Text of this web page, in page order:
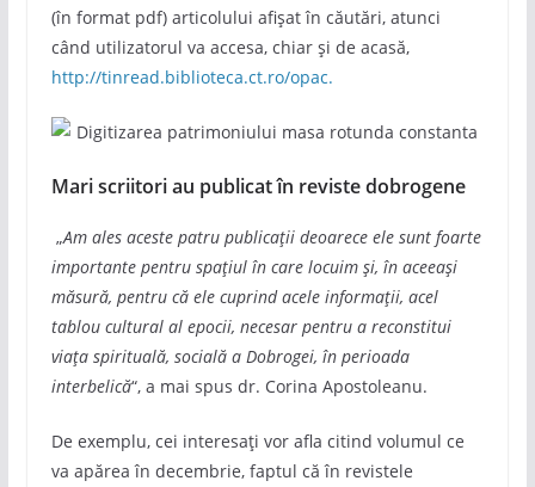
(în format pdf) articolului afișat în căutări, atunci
când utilizatorul va accesa, chiar și de acasă,
http://tinread.biblioteca.ct.ro/opac.
Mari scriitori au publicat în reviste dobrogene
„Am ales aceste patru publicații deoarece ele sunt foarte
importante pentru spațiul în care locuim și, în aceeași
măsură, pentru că ele cuprind acele informații, acel
tablou cultural al epocii, necesar pentru a reconstitui
viața spirituală, socială a Dobrogei, în perioada
interbelică“, a mai spus dr. Corina Apostoleanu.
De exemplu, cei interesați vor afla citind volumul ce
va apărea în decembrie, faptul că în revistele